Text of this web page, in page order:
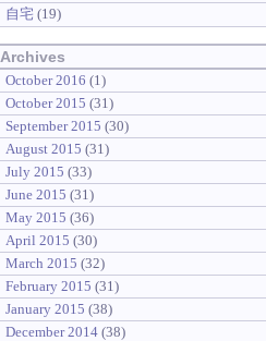
自宅 (19)
Archives
October 2016 (1)
October 2015 (31)
September 2015 (30)
August 2015 (31)
July 2015 (33)
June 2015 (31)
May 2015 (36)
April 2015 (30)
March 2015 (32)
February 2015 (31)
January 2015 (38)
December 2014(38)